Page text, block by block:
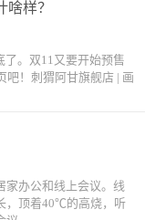
样？
了。双11又要开始预售
吧！刺猬阿甘旗舰店 | 画
家办公和线上会议。线
，顶着40℃的高烧，听